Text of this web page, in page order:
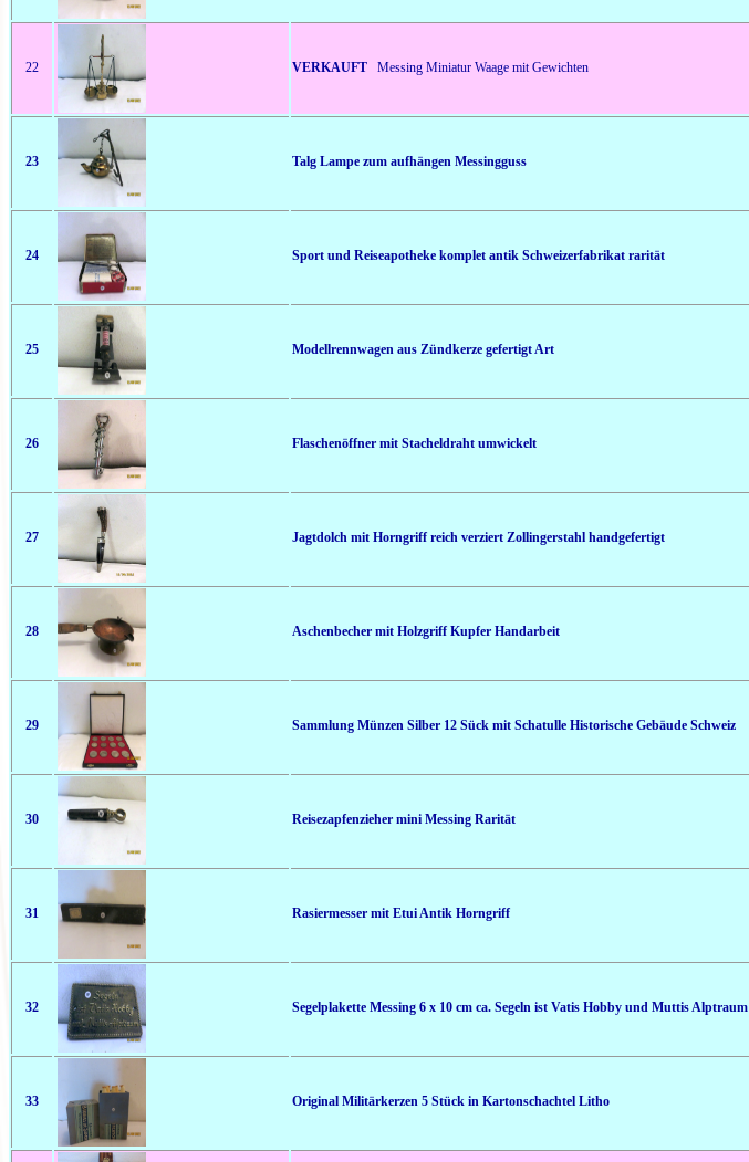
22 VERKAUFT Messing Miniatur Waage mit Gewichten
23 Talg Lampe zum aufhängen Messingguss
24 Sport und Reiseapotheke komplet antik Schweizerfabrikat rarität
25 Modellrennwagen aus Zündkerze gefertigt Art
26 Flaschenöffner mit Stacheldraht umwickelt
27 Jagtdolch mit Horngriff reich verziert Zollingerstahl handgefertigt
28 Aschenbecher mit Holzgriff Kupfer Handarbeit
29 Sammlung Münzen Silber 12 Sück mit Schatulle Historische Gebäude Schweiz
30 Reisezapfenzieher mini Messing Rarität
31 Rasiermesser mit Etui Antik Horngriff
32 Segelplakette Messing 6 x 10 cm ca. Segeln ist Vatis Hobby und Muttis Alptraum
33 Original Militärkerzen 5 Stück in Kartonschachtel Litho